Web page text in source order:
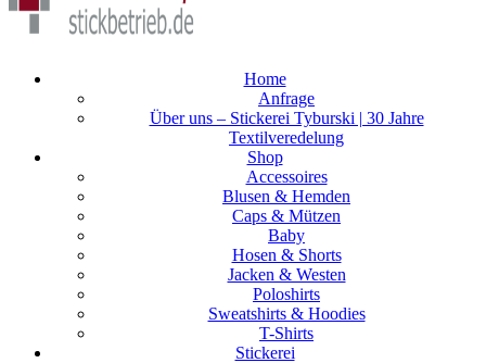
Home
Anfrage
Über uns – Stickerei Tyburski | 30 Jahre
Textilveredelung
Shop
Accessoires
Blusen & Hemden
Caps & Mützen
Baby
Hosen & Shorts
Jacken & Westen
Poloshirts
Sweatshirts & Hoodies
T-Shirts
Stickerei